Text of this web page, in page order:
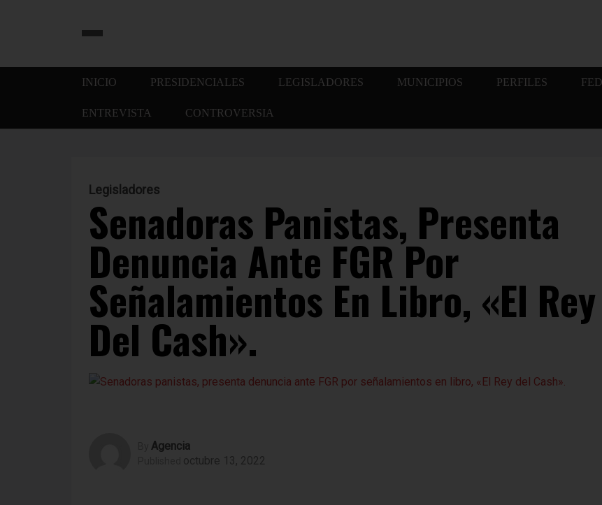
INICIO PRESIDENCIALES LEGISLADORES MUNICIPIOS PERFILES
ENTREVISTA CONTROVERSIA
Legisladores
Senadoras Panistas, Presenta
Denuncia Ante FGR Por
Señalamientos En Libro, «El Rey
Del Cash».
Agencia
octubre 13, 2022